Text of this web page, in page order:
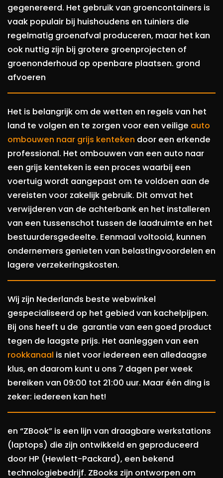
gegenereerd. Het gebruik van groencontainers is
vaak populair bij huishoudens en tuiniers die
regelmatig groenafval produceren, maar het kan
ook nuttig zijn bij grotere groenprojecten of
groenonderhoud op openbare plaatsen. grond
afvoeren
Het is belangrijk om de wetten en regels van het
land te volgen en te zorgen voor een veilige auto
ombouwen naar grijs kenteken door een erkende
professional. Het ombouwen van een auto naar
een grijs kenteken is een proces waarbij een
voertuig wordt aangepast om te voldoen aan de
vereisten voor zakelijk gebruik. Dit omvat het
verwijderen van de achterbank en het installeren
van een tussenschot tussen de laadruimte en het
bestuurdersgedeelte. Eenmaal voltooid, kunnen
ondernemers genieten van belastingvoordelen en
lagere verzekeringskosten.
Wij zijn Nederlands beste webwinkel
gespecialiseerd op het gebied van kachelpijpen.
Bij ons heeft u de garantie van een goed product
tegen de laagste prijs. Het aanleggen van een
rookkanaal is niet voor iedereen een alledaagse
klus, en daarom kunt u ons 7 dagen per week
bereiken van 09:00 tot 21:00 uur. Maar één ding is
zeker: iedereen kan het!
en “ZBook” is een lijn van draagbare werkstations
(laptops) die zijn ontwikkeld en geproduceerd
door HP (Hewlett-Packard), een bekend
technologiebedrijf. ZBooks zijn ontworpen om